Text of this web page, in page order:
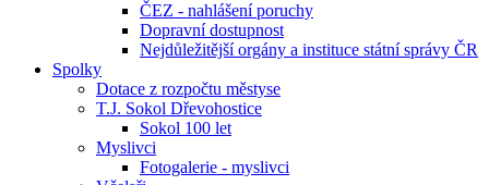
ČEZ - nahlášení poruchy
Dopravní dostupnost
Nejdůležitější orgány a instituce státní správy ČR
Spolky
Dotace z rozpočtu městyse
T.J. Sokol Dřevohostice
Sokol 100 let
Myslivci
Fotogalerie - myslivci